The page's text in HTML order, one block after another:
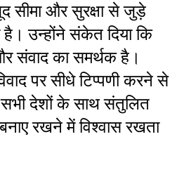
सीमा और सुरक्षा से जुड़े
है। उन्होंने संकेत दिया कि
संवाद का समर्थक है।
पर सीधे टिप्पणी करने से
देशों के साथ संतुलित
रखने में विश्वास रखता